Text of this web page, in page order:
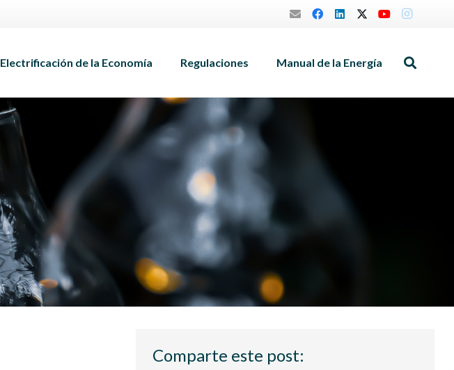
Electrificación de la Economía Regulaciones Manual de la Energía
Comparte este post: